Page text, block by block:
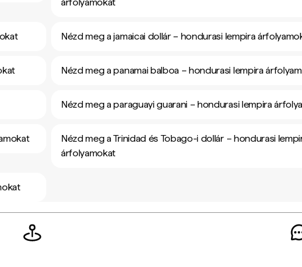
Nézd meg a jamaicai dollár – hondurasi lempira
Nézd meg a panamai balboa – hondurasi lempira
Nézd meg a paraguayi guarani – hondurasi lempira
Nézd meg a Trinidad és Tobago-i dollár – hondurasi
árfolyamokat